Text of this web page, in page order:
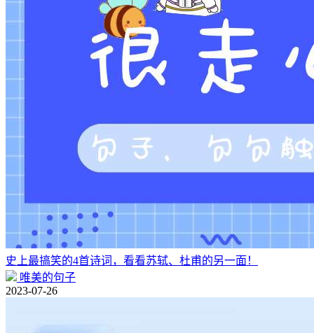
史上最搞笑的4首诗词，看看苏轼、杜甫的另一面！
唯美的句子
2023-07-26